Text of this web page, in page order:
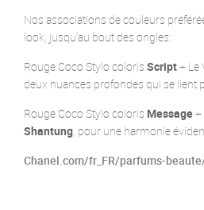
Nos associations de couleurs
look, jusqu'au bout des ongles:
Rouge Coco Stylo coloris Script+ Le
deux nuances profondes qui se lient
Rouge Coco Stylo coloris Message+
Shantung, pour une harmonie
Chanel.com/fr_FR/parfums-